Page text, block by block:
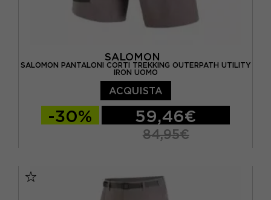
SALOMON
SALOMON PANTALONI CORTI TREKKING OUTERPATH UTILITY
IRON UOMO
ACQUISTA
-30% 59,46€
84,95€